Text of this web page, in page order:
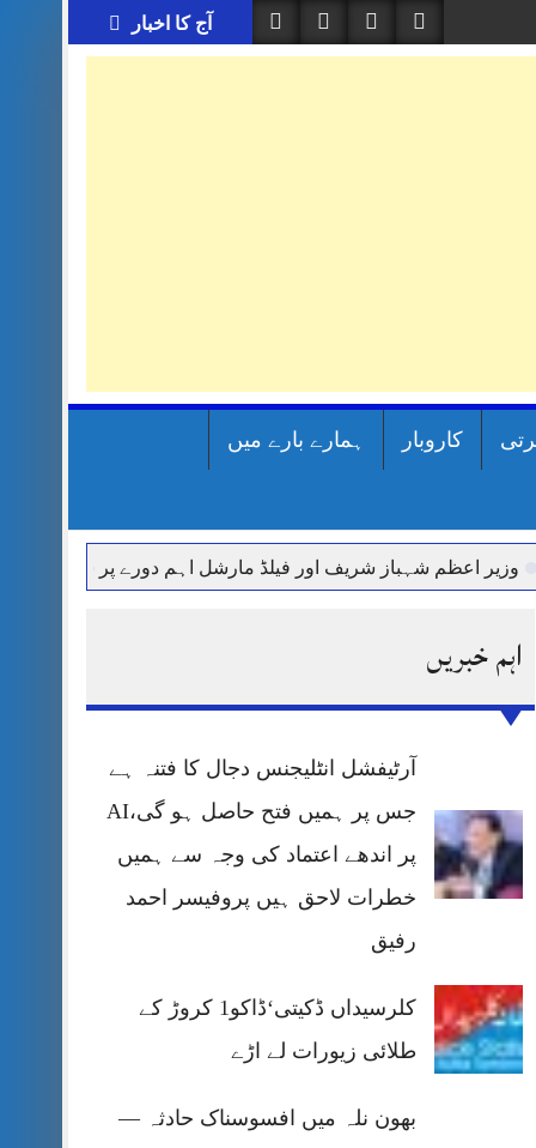
آج کا اخبار
کاروبار ہمارے بارے میں
شہباز شریف اور فیلڈ مارشل اہم دورے پر سعودی عرب روانہ
اہم خبریں
آرٹیفشل انٹلیجنس دجال کا فتنہ ہے
جس پر ہمیں فتح حاصل ہو گی،AI
پر اندھے اعتماد کی وجہ سے ہمیں
خطرات لاحق ہیں پروفیسر احمد
رفیق
کلرسیداں ڈکیتی‘ڈاکو1 کروڑ کے
طلائی زیورات لے اڑے
بھون نلہ میں افسوسناک حادثہ —